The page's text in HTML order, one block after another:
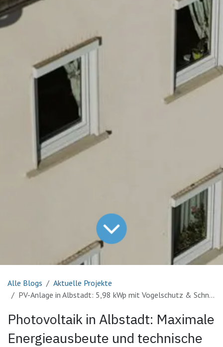
Alle Blogs
Aktuelle Projekte
PV-Anlage in Albstadt: 5,98 kWp mit Vogelschutz & Schneelast-Sicherheit
Photovoltaik in Albstadt: Maximale
Energieausbeute und technische